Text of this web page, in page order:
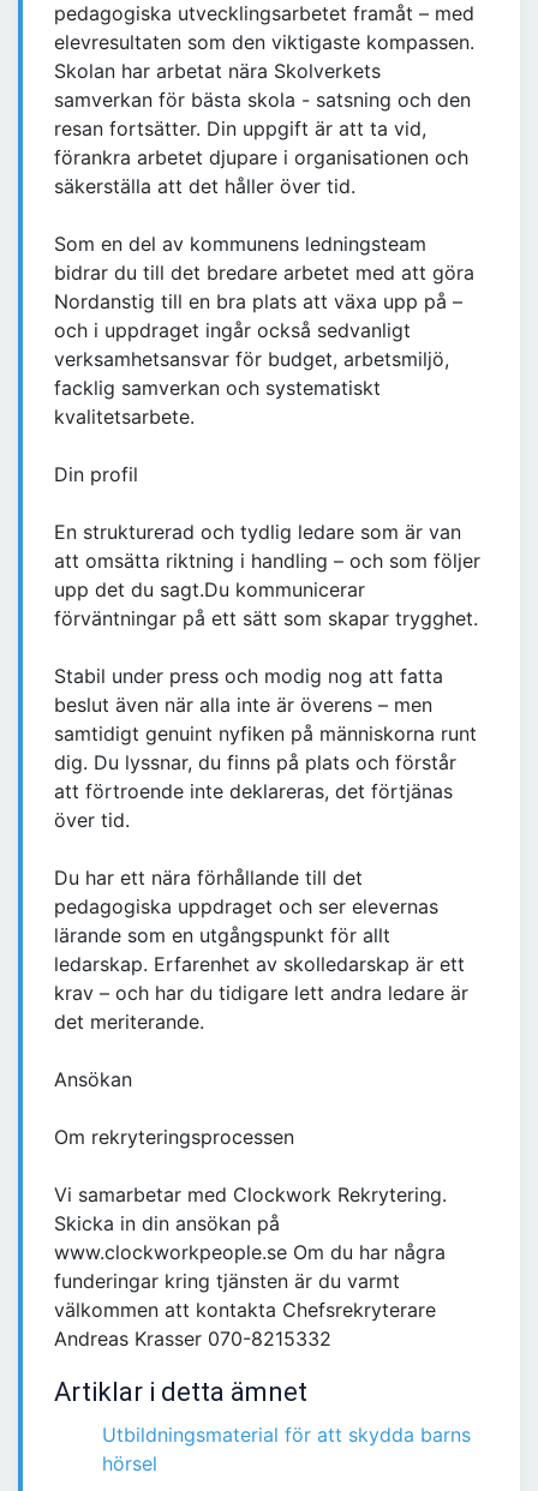
pedagogiska utvecklingsarbetet framåt – med
elevresultaten som den viktigaste kompassen.
Skolan har arbetat nära Skolverkets
samverkan för bästa skola - satsning och den
resan fortsätter. Din uppgift är att ta vid,
förankra arbetet djupare i organisationen och
säkerställa att det håller över tid.
Som en del av kommunens ledningsteam
bidrar du till det bredare arbetet med att göra
Nordanstig till en bra plats att växa upp på –
och i uppdraget ingår också sedvanligt
verksamhetsansvar för budget, arbetsmiljö,
facklig samverkan och systematiskt
kvalitetsarbete.
Din profil
En strukturerad och tydlig ledare som är van
att omsätta riktning i handling – och som följer
upp det du sagt.Du kommunicerar
förväntningar på ett sätt som skapar trygghet.
Stabil under press och modig nog att fatta
beslut även när alla inte är överens – men
samtidigt genuint nyfiken på människorna runt
dig. Du lyssnar, du finns på plats och förstår
att förtroende inte deklareras, det förtjänas
över tid.
Du har ett nära förhållande till det
pedagogiska uppdraget och ser elevernas
lärande som en utgångspunkt för allt
ledarskap. Erfarenhet av skolledarskap är ett
krav – och har du tidigare lett andra ledare är
det meriterande.
Ansökan
Om rekryteringsprocessen
Vi samarbetar med Clockwork Rekrytering.
Skicka in din ansökan på
www.clockworkpeople.se Om du har några
funderingar kring tjänsten är du varmt
välkommen att kontakta Chefsrekryterare
Andreas Krasser 070-8215332
Artiklar i detta ämnet
Utbildningsmaterial för att skydda barns
hörsel